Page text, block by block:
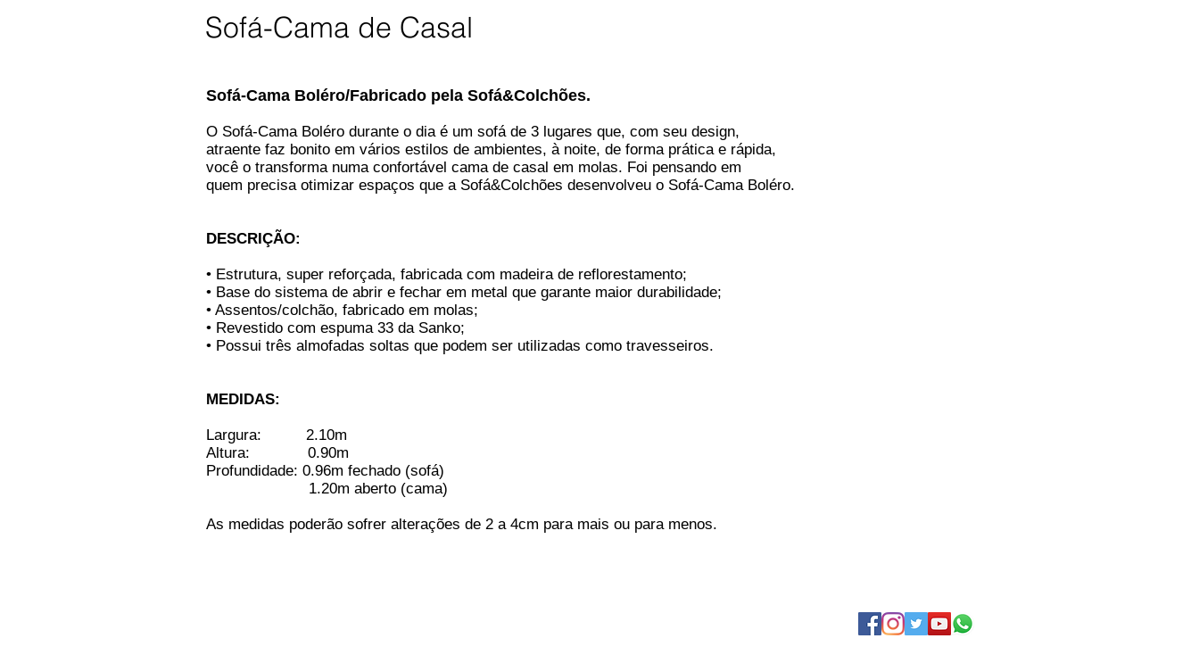
Sofá-Cama de Casal
Sofá-Cama Boléro/Fabricado pela Sofá&Colchões.
O Sofá-Cama Boléro durante o dia é um sofá de 3 lugares que, com seu design,
atraente faz bonito em vários estilos de ambientes, à noite, de forma prática e rápida,
você o transforma numa confortável cama de casal em molas. Foi pensando em
quem precisa otimizar espaços que a Sofá&Colchões desenvolveu o Sofá-Cama Boléro.
DESCRIÇÃO:
• Estrutura, super reforçada, fabricada com madeira de reflorestamento;
• Base do sistema de abrir e fechar em metal que garante maior durabilidade;
• Assentos/colchão, fabricado em molas;
• Revestido com espuma 33 da Sanko;
• Possui três almofadas soltas que podem ser utilizadas como travesseiros.
MEDIDAS:
Largura: 2.10m
Altura: 0.90m
Profundidade: 0.96m fechado (sofá)
1.20m aberto (cama)
As medidas poderão sofrer alterações de 2 a 4cm para mais ou para menos.